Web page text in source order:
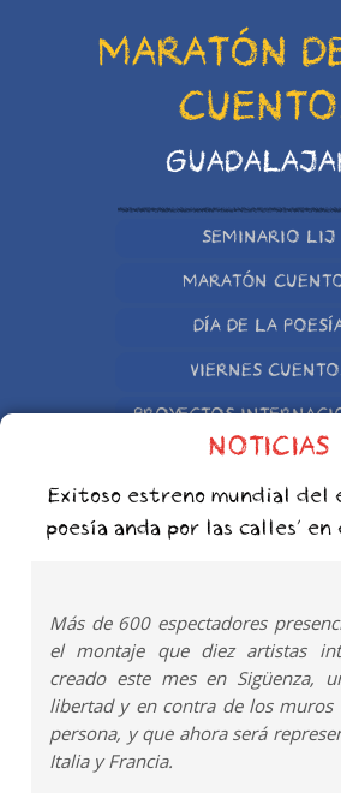
MARATÓN
SEMINARIO LIJ
MARATÓN
DÍA DE LA
VIERNES
PROYECTOS
OTRAS INICIATIVAS
NOTICIAS
Exitoso estreno mundial del
poesía anda por las calles’
Más de 600 espectadores
el montaje que diez artistas
creado este mes en Sigüenza,
libertad y en contra de los muros
persona, y que ahora será
Italia y Francia.